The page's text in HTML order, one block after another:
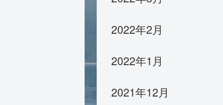
2022年2月
2022年1月
2021年12月